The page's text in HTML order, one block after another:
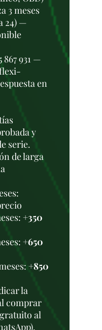
3 meses
24) —
867 931 —
en
y
serie.
de larga
+350
+650
+850
la
comprar
al